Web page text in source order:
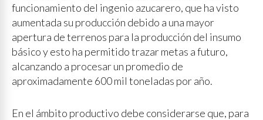
funcionamiento del ingenio azucarero, que ha visto
aumentada su producción debido a una mayor
apertura de terrenos para la producción del insumo
básico y esto ha permitido trazar metas a futuro,
alcanzando a procesar un promedio de
aproximadamente 600 mil toneladas por año.
En el ámbito productivo debe considerarse que, para